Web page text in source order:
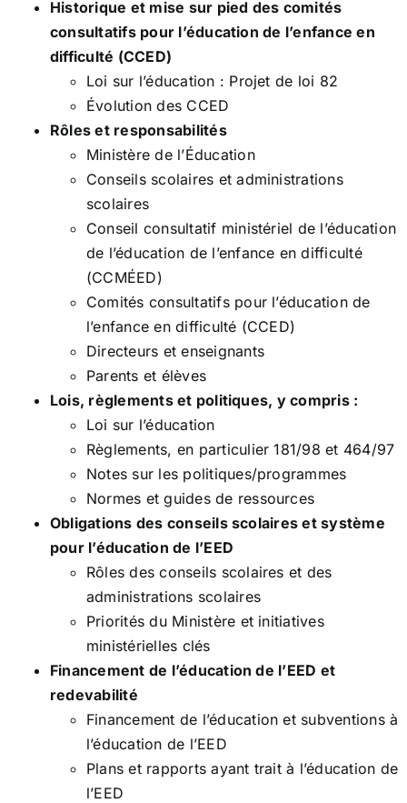
Historique et mise sur pied des comités
consultatifs pour l’éducation de l’enfance en
difficulté (CCED)
Loi sur l’éducation : Projet de loi 82
Évolution des CCED
Rôles et responsabilités
Ministère de l’Éducation
Conseils scolaires et administrations
scolaires
Conseil consultatif ministériel de l’éducation
de l’éducation de l’enfance en difficulté
(CCMÉED)
Comités consultatifs pour l’éducation de
l’enfance en difficulté (CCED)
Directeurs et enseignants
Parents et élèves
Lois, règlements et politiques, y compris :
Loi sur l’éducation
Règlements, en particulier 181/98 et 464/97
Notes sur les politiques/programmes
Normes et guides de ressources
Obligations des conseils scolaires et système
pour l’éducation de l’EED
Rôles des conseils scolaires et des
administrations scolaires
Priorités du Ministère et initiatives
ministérielles clés
Financement de l’éducation de l’EED et
redevabilité
Financement de l’éducation et subventions à
l’éducation de l’EED
Plans et rapports ayant trait à l’éducation de
l’EED